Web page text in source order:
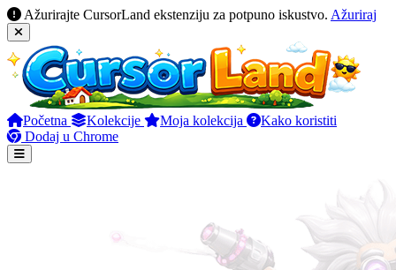
Ažurirajte CursorLand ekstenziju za potpuno iskustvo. Ažuriraj
Početna Kolekcije Moja kolekcija
Kako koristiti
Dodaj u Chrome